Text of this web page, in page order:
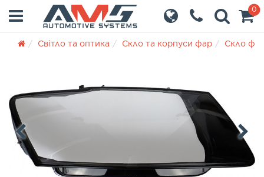
0
Світло та оптика Скло та корпуси фар Скло